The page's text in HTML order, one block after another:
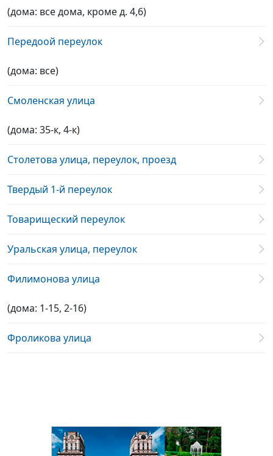
(дома: все дома, кроме д. 4,6)
Передоой переулок
(дома: все)
Смоленская улица
(дома: 35-к, 4-к)
Столетова улица, переулок, проезд
Твердый 1-й переулок
Товарищеский переулок
Уральская улица, переулок
Филимонова улица
(дома: 1-15, 2-16)
Фроликова улица